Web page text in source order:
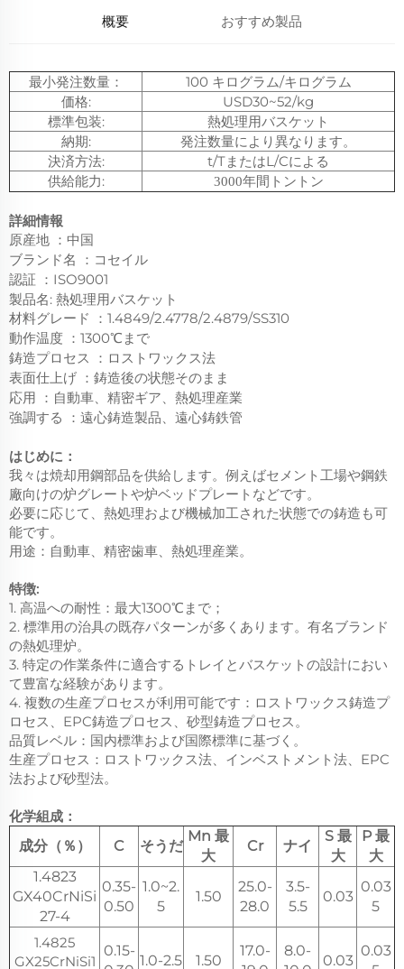
概要 おすすめ製品
最小発注数量：
100 キログラム/キログラム
価格:
USD30~52/kg
標準包装:
熱処理用バスケット
納期:
発注数量により異なります。
決済方法:
t/TまたはL/Cによる
供給能力:
3000年間トントン
詳細情報
原産地
： 中国
ブランド名
： コセイル
認証 ： ISO9001
製品名: 熱処理用バスケット
材料グレード
： 1.4849/2.4778/2.4879/SS310
動作温度
： 1300℃まで
鋳造プロセス
： ロストワックス法
表面仕上げ
： 鋳造後の状態そのまま
応用
： 自動車、精密ギア、熱処理産業
強調する
： 遠心鋳造製品、遠心鋳鉄管
はじめに：
我々は焼却用鋼部品を供給します。例えばセメント工場や鋼鉄
廠向けの炉グレートや炉ベッドプレートなどです。
必要に応じて、熱処理および機械加工された状態での鋳造も可
能です。
用途：自動車、精密歯車、熱処理産業。
特徴:
1. 高温への耐性：最大1300℃まで；
2. 標準用の治具の既存パターンが多くあります。有名ブランド
の熱処理炉。
3. 特定の作業条件に適合するトレイとバスケットの設計におい
て豊富な経験があります。
4. 複数の生産プロセスが利用可能です：ロストワックス鋳造プ
ロセス、EPC鋳造プロセス、砂型鋳造プロセス。
品質レベル：国内標準および国際標準に基づく。
生産プロセス：ロストワックス法、インベストメント法、EPC
法および砂型法。
化学組成：
成分（％）
C そうだ
Mn 最
大
Cr ナイ
S 最
大
P 最
大
1.4823
GX40CrNiSi
27-4
0.35-
0.50
1.0~2.
5
1.50
25.0-
28.0
3.5-
5.5
0.03
0.03
5
1.4825
GX25CrNiSi1
0.15-
1.0-2.5 1.50
17.0-
8.0-
0.03
0.03